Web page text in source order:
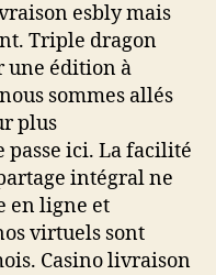
esbly mais
Triple dragon
une édition à
sommes allés
plus
passe ici. La facilité
intégral ne
en ligne et
virtuels sont
Casino livraison